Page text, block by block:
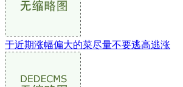
于近期涨幅偏大的菜尽量不要逃高逃涨